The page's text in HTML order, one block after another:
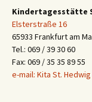
Kindertagesstätte
Elsterstraße 16
65933 Frankfurt am
Tel.: 069 / 39 30 60
Fax: 069 / 35 35 89 55
e-mail: Kita St. Hedwig